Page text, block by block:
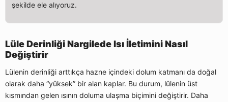
şekilde ele alıyoruz.
Lüle Derinliği Nargilede Isı İletimini Nasıl
Değiştirir
Lülenin derinliği arttıkça hazne içindeki dolum katmanı da doğal
olarak daha “yüksek” bir alan kaplar. Bu durum, lülenin üst
kısmından gelen ısının doluma ulaşma biçimini değiştirir. Daha